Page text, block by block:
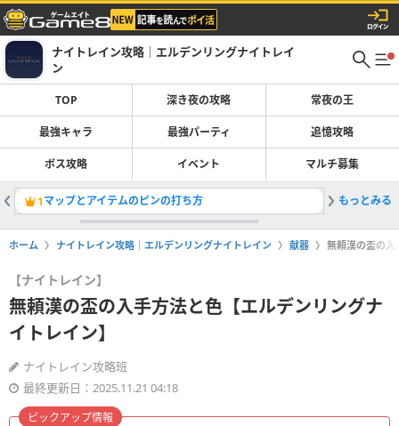
ナイトレイン攻略｜エルデンリングナイトレイ
ン
TOP 深き夜の攻略 常夜の王
最強キャラ 最強パーティ 追憶攻略
ボス攻略 イベント マルチ募集
1マップとアイテムのピンの打ち方 2Discord
もっとみる
ホーム ナイトレイン攻略｜エルデンリングナイトレイン 献器 無頼漢の盃の入
【ナイトレイン】
無頼漢の盃の入手方法と色【エルデンリングナ
イトレイン】
ナイトレイン攻略班
最終更新日：2025.11.21 04:18
ピックアップ情報